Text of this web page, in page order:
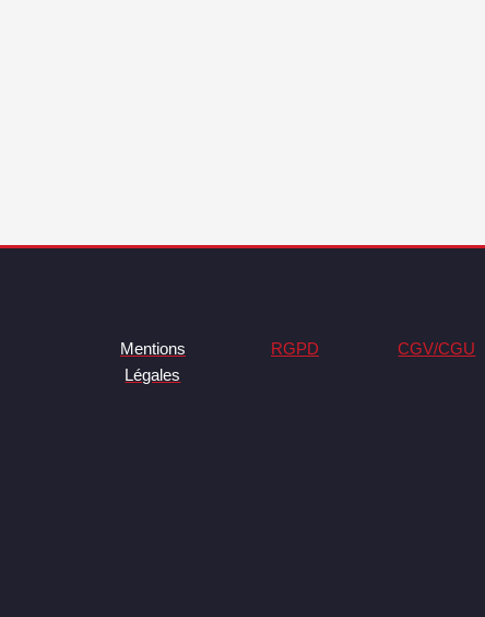
Mentions
Légales
RGPD CGV/CGU